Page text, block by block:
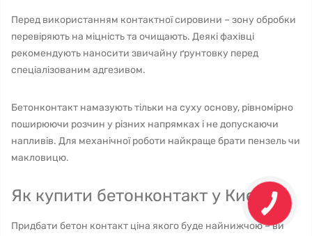
Перед використанням контактної сировини – зону обробки
перевіряють на міцність та очищають. Деякі фахівці
рекомендують наносити звичайну ґрунтовку перед
спеціалізованим адгезивом.
Бетонконтакт намазують тільки на суху основу, рівномірно
поширюючи розчин у різних напрямках і не допускаючи
напливів. Для механічної роботи найкраще брати пензель чи
макловицю.
Як купити бетонконтакт у Києві?
Придбати бетон контакт ціна якого буде найнижчою – ви